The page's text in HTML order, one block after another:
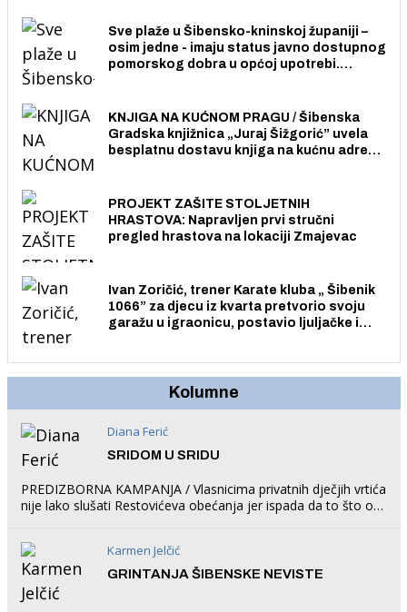
Sve plaže u Šibensko-kninskoj županiji –
osim jedne - imaju status javno dostupnog
pomorskog dobra u općoj upotrebi.
KNJIGA NA KUĆNOM PRAGU / Šibenska
Gradska knjižnica „Juraj Šižgorić” uvela
besplatnu dostavu knjiga na kućnu adresu
PROJEKT ZAŠITE STOLJETNIH
HRASTOVA: Napravljen prvi stručni
pregled hrastova na lokaciji Zmajevac
Ivan Zoričić, trener Karate kluba „ Šibenik
1066” za djecu iz kvarta pretvorio svoju
garažu u igraonicu, postavio ljuljačke i
Kolumne
Diana Ferić
SRIDOM U SRIDU
PREDIZBORNA KAMPANJA / Vlasnicima privatnih dječjih vrtića
nije lako slušati Restovićeva obećanja jer ispada da to što oni
Karmen Jelčić
GRINTANJA ŠIBENSKE NEVISTE